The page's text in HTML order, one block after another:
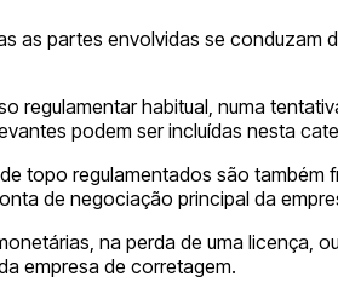
as partes envolvidas se
habitual, numa
podem ser incluídas nesta
topo regulamentados são
de negociação principal da
na perda de uma licença,
empresa de corretagem.